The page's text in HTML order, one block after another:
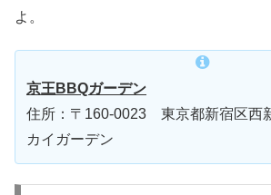
よ。
京王BBQガーデン
住所：〒160-0023 東京都新宿区西
カイガーデン